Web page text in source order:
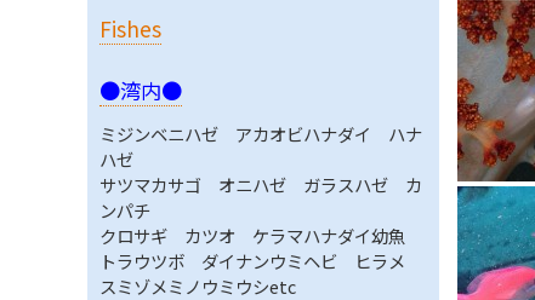
Fishes
●湾内●
ミジンベニハゼ アカオビハナダイ ハナ
ハゼ
サツマカサゴ オニハゼ ガラスハゼ カ
ンパチ
クロサギ カツオ ケラマハナダイ幼魚
トラウツボ ダイナンウミヘビ ヒラメ
スミゾメミノウミウシetc